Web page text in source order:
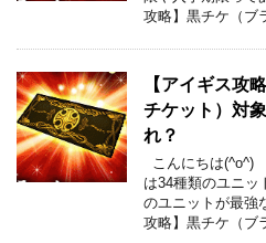
攻略】黒チケ（ブ
【アイギス攻
チケット）対
れ？
こんにちは(^o^)
は34種類のユニッ
のユニットが最強
攻略】黒チケ（ブ